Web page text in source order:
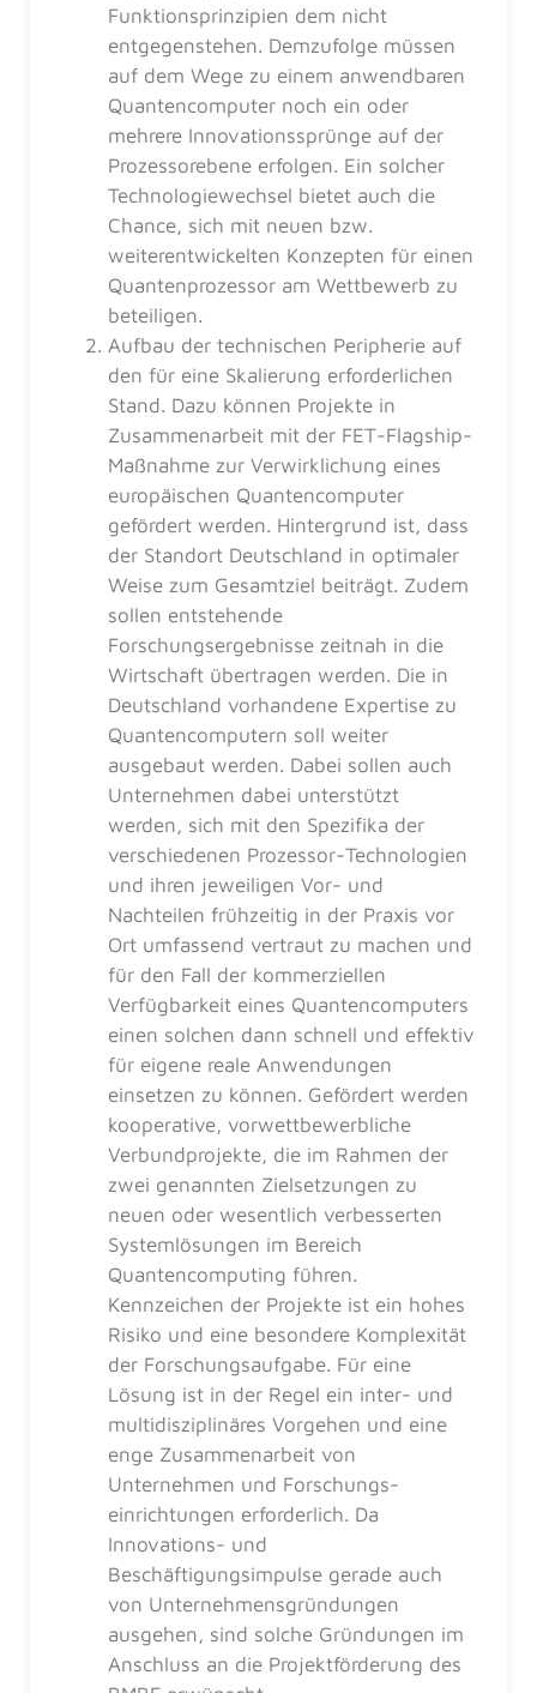
Funktionsprinzipien dem nicht
entgegenstehen. Demzufolge müssen
auf dem Wege zu einem anwendbaren
Quantencomputer noch ein oder
mehrere Innovationssprünge auf der
Prozessorebene erfolgen. Ein solcher
Technologiewechsel bietet auch die
Chance, sich mit neuen bzw.
weiterentwickelten Konzepten für einen
Quantenprozessor am Wettbewerb zu
beteiligen.
Aufbau der technischen Peripherie auf
den für eine Skalierung erforderlichen
Stand. Dazu können Projekte in
Zusammenarbeit mit der FET-Flagship-
Maßnahme zur Verwirklichung eines
europäischen Quantencomputer
gefördert werden. Hintergrund ist, dass
der Standort Deutschland in optimaler
Weise zum Gesamtziel beiträgt. Zudem
sollen entstehende
Forschungsergebnisse zeitnah in die
Wirtschaft übertragen werden. Die in
Deutschland vorhandene Expertise zu
Quantencomputern soll weiter
ausgebaut werden. Dabei sollen auch
Unternehmen dabei unterstützt
werden, sich mit den Spezifika der
verschiedenen Prozessor-Technologien
und ihren jeweiligen Vor- und
Nachteilen frühzeitig in der Praxis vor
Ort umfassend vertraut zu machen und
für den Fall der kommerziellen
Verfügbarkeit eines Quantencomputers
einen solchen dann schnell und effektiv
für eigene reale Anwendungen
einsetzen zu können. Gefördert werden
kooperative, vorwettbewerbliche
Verbundprojekte, die im Rahmen der
zwei genannten Zielsetzungen zu
neuen oder wesentlich verbesserten
Systemlösungen im Bereich
Quantencomputing führen.
Kennzeichen der Projekte ist ein hohes
Risiko und eine besondere Komplexität
der Forschungsaufgabe. Für eine
Lösung ist in der Regel ein inter- und
multidisziplinäres Vorgehen und eine
enge Zusammenarbeit von
Unternehmen und Forschungs-
einrichtungen erforderlich. Da
Innovations- und
Beschäftigungsimpulse gerade auch
von Unternehmensgründungen
ausgehen, sind solche Gründungen im
Anschluss an die Projektförderung des